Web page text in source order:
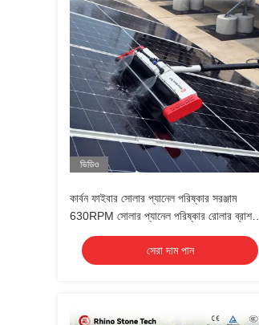
ভিডিও
কার্বন ফাইবার সোলার প্যানেল পরিষ্কার সরঞ্জাম
630RPM সোলার প্যানেল পরিষ্কার রোলার ব্রাশ
OEM
সেরা দাম পান